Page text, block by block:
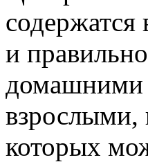
и
домашними
взрослыми,
которых